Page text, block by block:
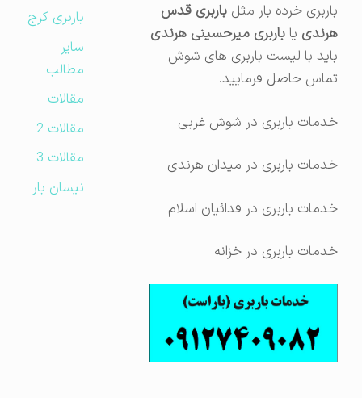
باربری خرده بار مثلباربری قدس
هرندییاباربری میرحسینی هرندی
باید با لیست باربری های شوش
تماس حاصل فرمایید.
خدمات باربری در شوش غربی
خدمات باربری در میدان هرندی
خدمات باربری در فدائیان اسلام
خدمات باربری در خزانه
باربری کرج
مطالب
مقالات
مقالات 2
مقالات 3
نیسان بار